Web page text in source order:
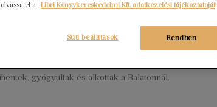
írók a Balatonnál
gyógyultak és alkottak a Balatonnál.
el a Libri Könyvkereskedelmi Kft. adatkezelési tájékoztatóját!
Rendben
Süti beállítások